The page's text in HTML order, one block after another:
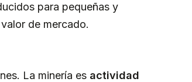
para pequeñas y
de mercado.
La minería es actividad